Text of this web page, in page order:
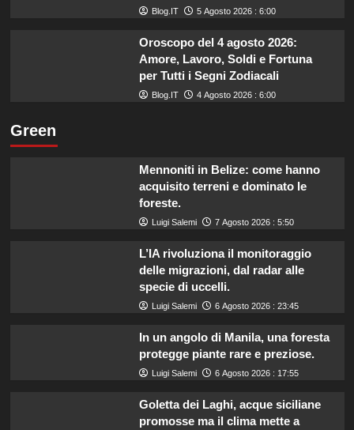
Blog.IT 5 Agosto 2026 : 6:00
Oroscopo del 4 agosto 2026:
Amore, Lavoro, Soldi e Fortuna
per Tutti i Segni Zodiacali
Blog.IT 4 Agosto 2026 : 6:00
Green
Mennoniti in Belize: come hanno
acquisito terreni e dominato le
foreste.
Luigi Salemi 7 Agosto 2026 : 5:50
L’IA rivoluziona il monitoraggio
delle migrazioni, dal radar alle
specie di uccelli.
Luigi Salemi 6 Agosto 2026 : 23:45
In un angolo di Manila, una foresta
protegge piante rare e preziose.
Luigi Salemi 6 Agosto 2026 : 17:55
Goletta dei Laghi, acque siciliane
promosse ma il clima mette a